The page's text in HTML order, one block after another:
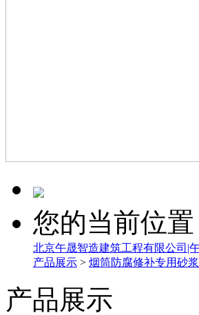
您的当前位置
北京午晟智造建筑工程有限公司|
产品展示 > 烟筒防腐修补专用砂浆
产品展示